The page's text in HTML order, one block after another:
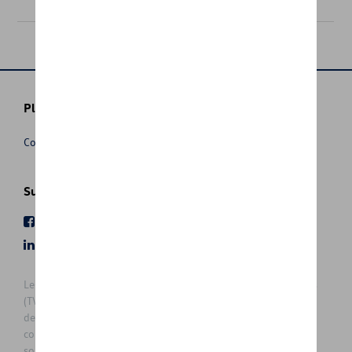
Plus d'informations
Conditions de vente
Suivez nous
Les prix affichés sur le présent site sont des prix recommandés
(TVAc), hors éventuels frais de montage. Pour connaitre le prix
de vente actuel et les éventuels frais de montage, veuillez
contacter votre concessionnaire/agent. Les prix recommandés